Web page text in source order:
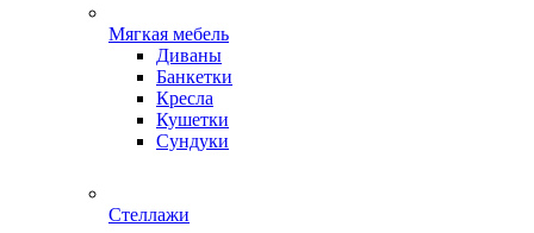
Мягкая мебель
Диваны
Банкетки
Кресла
Кушетки
Сундуки
Стеллажи